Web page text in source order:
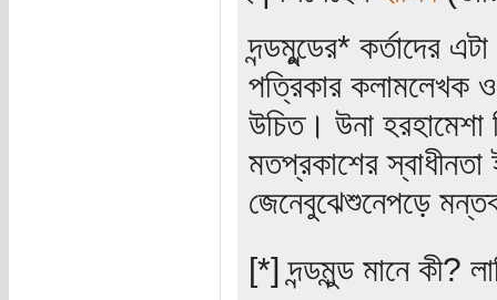
দন্ডমুন্ডের* কর্তাদের
পত্রিকার কলামলেখক
উচিত। উনা হরহামেশা
মতপ্রকাশের
জেনেবুঝেশুনেপড়ে
[*] দন্ডমুন্ড মানে কী?